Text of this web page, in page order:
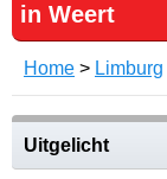
in Weert
Home > Limburg
Uitgelicht